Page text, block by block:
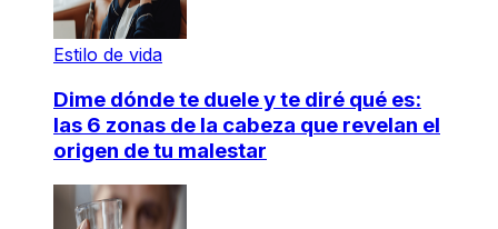
Estilo de vida
Dime dónde te duele y te diré qué es:
las 6 zonas de la cabeza que revelan el
origen de tu malestar